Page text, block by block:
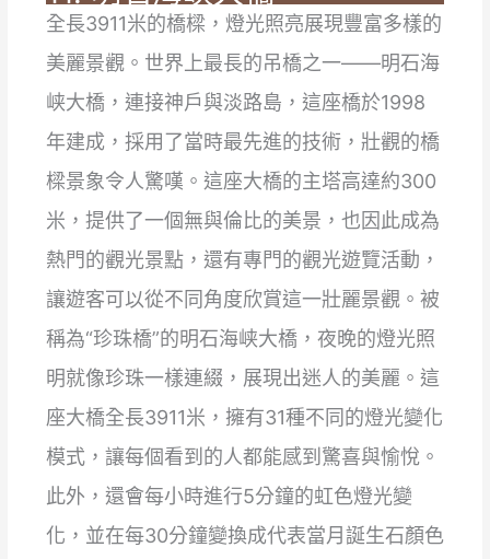
全長3911米的橋樑，燈光照亮展現豐富多樣的
美麗景觀。世界上最長的吊橋之一——明石海
峡大橋，連接神戶與淡路島，這座橋於1998
年建成，採用了當時最先進的技術，壯觀的橋
樑景象令人驚嘆。這座大橋的主塔高達約300
米，提供了一個無與倫比的美景，也因此成為
熱門的觀光景點，還有專門的觀光遊覽活動，
讓遊客可以從不同角度欣賞這一壯麗景觀。被
稱為“珍珠橋”的明石海峡大橋，夜晚的燈光照
明就像珍珠一樣連綴，展現出迷人的美麗。這
座大橋全長3911米，擁有31種不同的燈光變化
模式，讓每個看到的人都能感到驚喜與愉悅。
此外，還會每小時進行5分鐘的虹色燈光變
化，並在每30分鐘變換成代表當月誕生石顏色